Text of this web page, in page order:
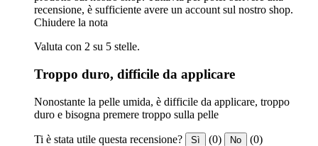
recensione, è sufficiente avere un account sul nostro shop.
Chiudere la nota
Valuta con 2 su 5 stelle.
Troppo duro, difficile da applicare
Nonostante la pelle umida, è difficile da applicare, troppo
duro e bisogna premere troppo sulla pelle
Ti è stata utile questa recensione? Sì (0) No (0)